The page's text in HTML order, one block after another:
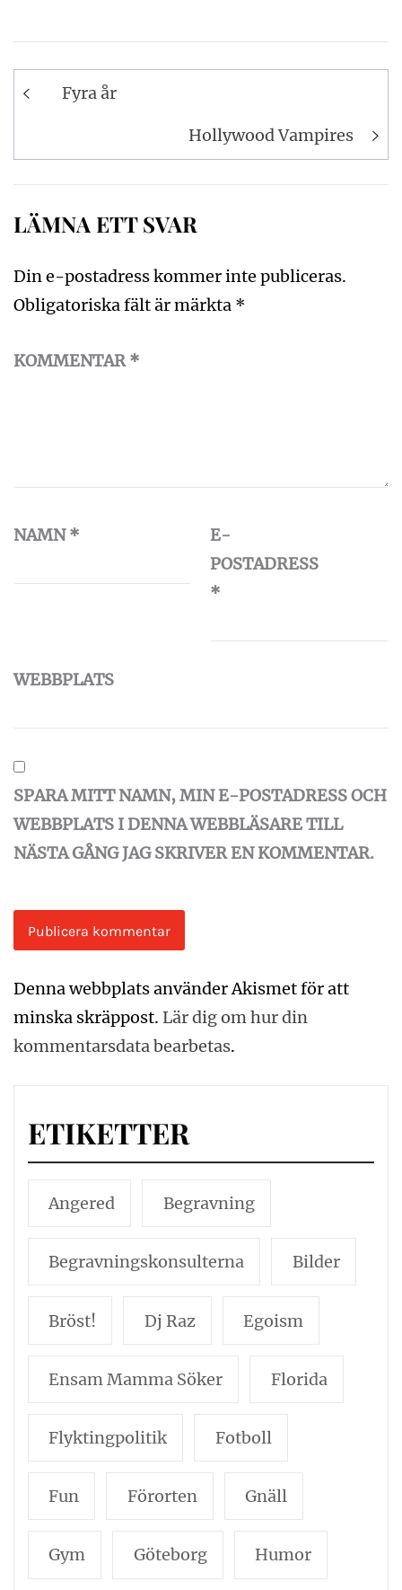
Inläggsnavigering
Fyra år
Hollywood Vampires
LÄMNA ETT SVAR
Din e-postadress kommer inte publiceras.
Obligatoriska fält är märkta *
KOMMENTAR*
NAMN*
E-
POSTADRESS
*
WEBBPLATS
SPARA MITT NAMN, MIN E-POSTADRESS OCH
WEBBPLATS I DENNA WEBBLÄSARE TILL
NÄSTA GÅNG JAG SKRIVER EN KOMMENTAR.
Denna webbplats använder Akismet för att
minska skräppost. Lär dig om hur din
kommentarsdata bearbetas.
ETIKETTER
Angered Begravning
Begravningskonsulterna Bilder
Bröst! Dj Raz Egoism
Ensam Mamma Söker Florida
Flyktingpolitik Fotboll
Fun Förorten Gnäll
Gym Göteborg Humor